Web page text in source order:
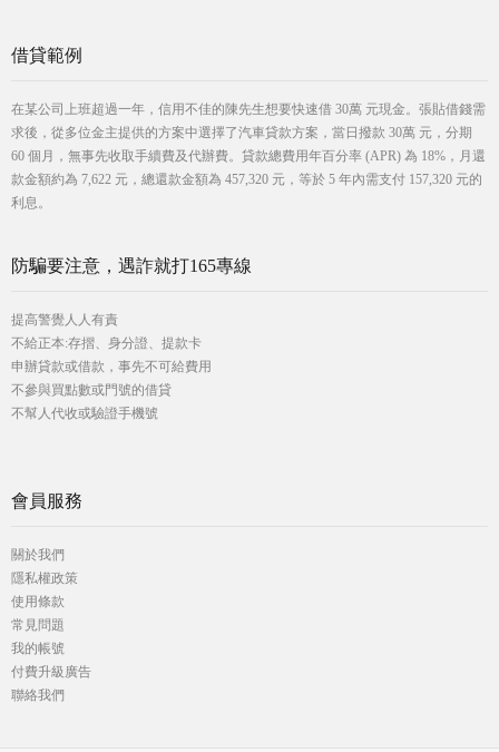
借貸範例
在某公司上班超過一年，信用不佳的陳先生想要快速借 30萬 元現金。張貼借錢需
求後，從多位金主提供的方案中選擇了汽車貸款方案，當日撥款 30萬 元，分期
60 個月，無事先收取手續費及代辦費。貸款總費用年百分率 (APR) 為 18%，月還
款金額約為 7,622 元，總還款金額為 457,320 元，等於 5 年內需支付 157,320 元的
利息。
防騙要注意，遇詐就打165專線
提高警覺人人有責
不給正本:存摺、身分證、提款卡
申辦貸款或借款，事先不可給費用
不參與買點數或門號的借貸
不幫人代收或驗證手機號
會員服務
關於我們
隱私權政策
使用條款
常見問題
我的帳號
付費升級廣告
聯絡我們